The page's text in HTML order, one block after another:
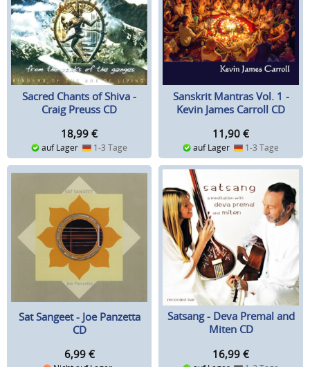
Sacred Chants of Shiva -
Craig Preuss CD
18,99 €
auf Lager 1-3 Tage
Sanskrit Mantras Vol. 1 -
Kevin James Carroll CD
11,90 €
auf Lager 1-3 Tage
Sat Sangeet - Joe Panzetta
CD
6,99 €
Satsang - Deva Premal and
Miten CD
16,99 €